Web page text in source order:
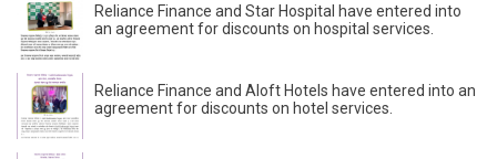
Reliance Finance and Star Hospital have entered into
an agreement for discounts on hospital services.
Reliance Finance and Aloft Hotels have entered into an
agreement for discounts on hotel services.